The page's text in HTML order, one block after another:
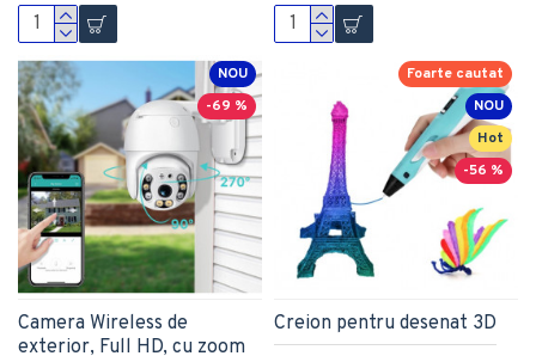
NOU
-69 %
Camera Wireless de
exterior, Full HD, cu zoom
NOU
Hot
Foarte cautat
-56 %
Creion pentru desenat 3D